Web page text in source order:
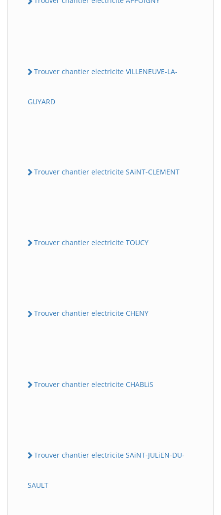
Trouver chantier electricite ViLLENEUVE-LA-
GUYARD
Trouver chantier electricite SAiNT-CLEMENT
Trouver chantier electricite TOUCY
Trouver chantier electricite CHENY
Trouver chantier electricite CHABLiS
Trouver chantier electricite SAiNT-JULiEN-DU-
SAULT